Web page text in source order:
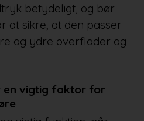
betydeligt, og bør
at sikre, at den passer
og ydre overflader og
en vigtig faktor for